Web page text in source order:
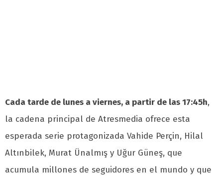
Cada tarde de lunes a viernes, a partir de las 17:45h,
la cadena principal de Atresmedia ofrece esta
esperada serie protagonizada Vahide Perçin, Hilal
Altınbilek, Murat Ünalmış y Uğur Güneş, que
acumula millones de seguidores en el mundo y que